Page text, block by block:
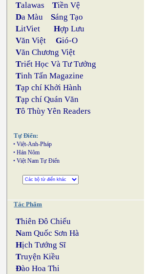
Talawas Tiền Vệ
Da Màu Sáng Tạo
LitViet Hợp Lưu
Văn Việt Gió-O
Văn Chương Việt
Triết Học Và Tư Tưởng
Tinh Tấn Magazine
Tạp chí Khởi Hành
Tạp chí Quán Văn
Tô Thùy Yên Readers
Tự Điển:
• Việt-Anh-Pháp
• Hán Nôm
• Việt Nam Tự Điển
Tác Phẩm
Thiên Đô Chiếu
Nam Quốc Sơn Hà
Hịch Tướng Sĩ
Truyện Kiều
Đào Hoa Thi